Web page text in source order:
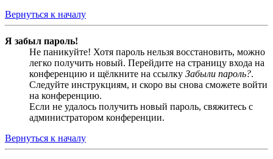
Вернуться к началу
Я забыл пароль!
Не паникуйте! Хотя пароль нельзя восстановить, можно
легко получить новый. Перейдите на страницу входа на
конференцию и щёлкните на ссылку Забыли пароль?.
Следуйте инструкциям, и скоро вы снова сможете войти
на конференцию.
Если не удалось получить новый пароль, свяжитесь с
администратором конференции.
Вернуться к началу